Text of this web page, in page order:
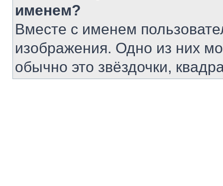
именем?
Вместе с именем
изображения. Одно из них
обычно это звёздочки,